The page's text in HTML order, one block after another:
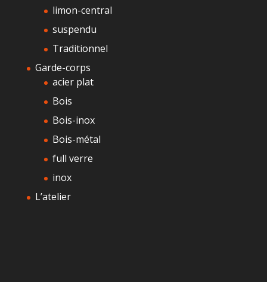
limon-central
suspendu
Traditionnel
Garde-corps
acier plat
Bois
Bois-inox
Bois-métal
full verre
inox
L’atelier